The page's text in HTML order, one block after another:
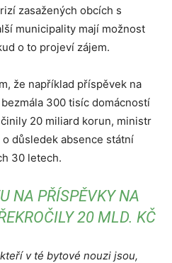
zasažených obcích s
municipality mají možnost
o to projeví zájem.
že například příspěvek na
300 tisíc domácností
20 miliard korun, ministr
důsledek absence státní
30 letech.
NA PŘÍSPĚVKY NA
20 MLD. KČ
v té bytové nouzi jsou,